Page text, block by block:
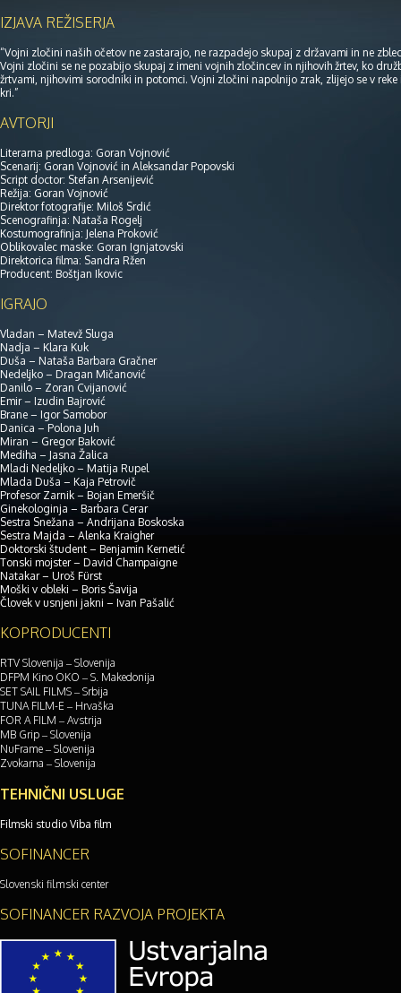
IZJAVA REŽISERJA
“Vojni zločini naših očetov ne zastarajo, ne razpadejo skupaj z državami in ne
Vojni zločini se ne pozabijo skupaj z imeni vojnih zločincev in njihovih žrtev, ko
žrtvami, njihovimi sorodniki in potomci. Vojni zločini napolnijo zrak, zlijejo se v
kri.”
AVTORJI
Literarna predloga: Goran Vojnović
Scenarij: Goran Vojnović in Aleksandar Popovski
Script doctor: Stefan Arsenijević
Režija: Goran Vojnović
Direktor fotografije: Miloš Srdić
Scenografinja: Nataša Rogelj
Kostumografinja: Jelena Proković
Oblikovalec maske: Goran Ignjatovski
Direktorica filma: Sandra Ržen
Producent: Boštjan Ikovic
IGRAJO
Vladan – Matevž Sluga
Nadja – Klara Kuk
Duša – Nataša Barbara Gračner
Nedeljko – Dragan Mičanović
Danilo – Zoran Cvijanović
Emir – Izudin Bajrović
Brane – Igor Samobor
Danica – Polona Juh
Miran – Gregor Baković
Mediha – Jasna Žalica
Mladi Nedeljko – Matija Rupel
Mlada Duša – Kaja Petrovič
Profesor Zarnik – Bojan Emeršič
Ginekologinja – Barbara Cerar
Sestra Snežana – Andrijana Boskoska
Sestra Majda – Alenka Kraigher
Doktorski študent – Benjamin Kernetić
Tonski mojster – David Champaigne
Natakar – Uroš Fürst
Moški v obleki – Boris Šavija
Človek v usnjeni jakni – Ivan Pašalić
KOPRODUCENTI
RTV Slovenija – Slovenija
DFPM Kino OKO – S. Makedonija
SET SAIL FILMS – Srbija
TUNA FILM-E – Hrvaška
FOR A FILM – Avstrija
MB Grip – Slovenija
NuFrame – Slovenija
Zvokarna – Slovenija
TEHNIČNI USLUGE
Filmski studio Viba film
SOFINANCER
Slovenski filmski center
SOFINANCER RAZVOJA PROJEKTA